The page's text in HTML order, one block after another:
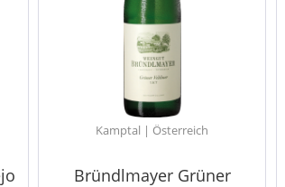
Kamptal | Österreich
Bründlmayer Grüner